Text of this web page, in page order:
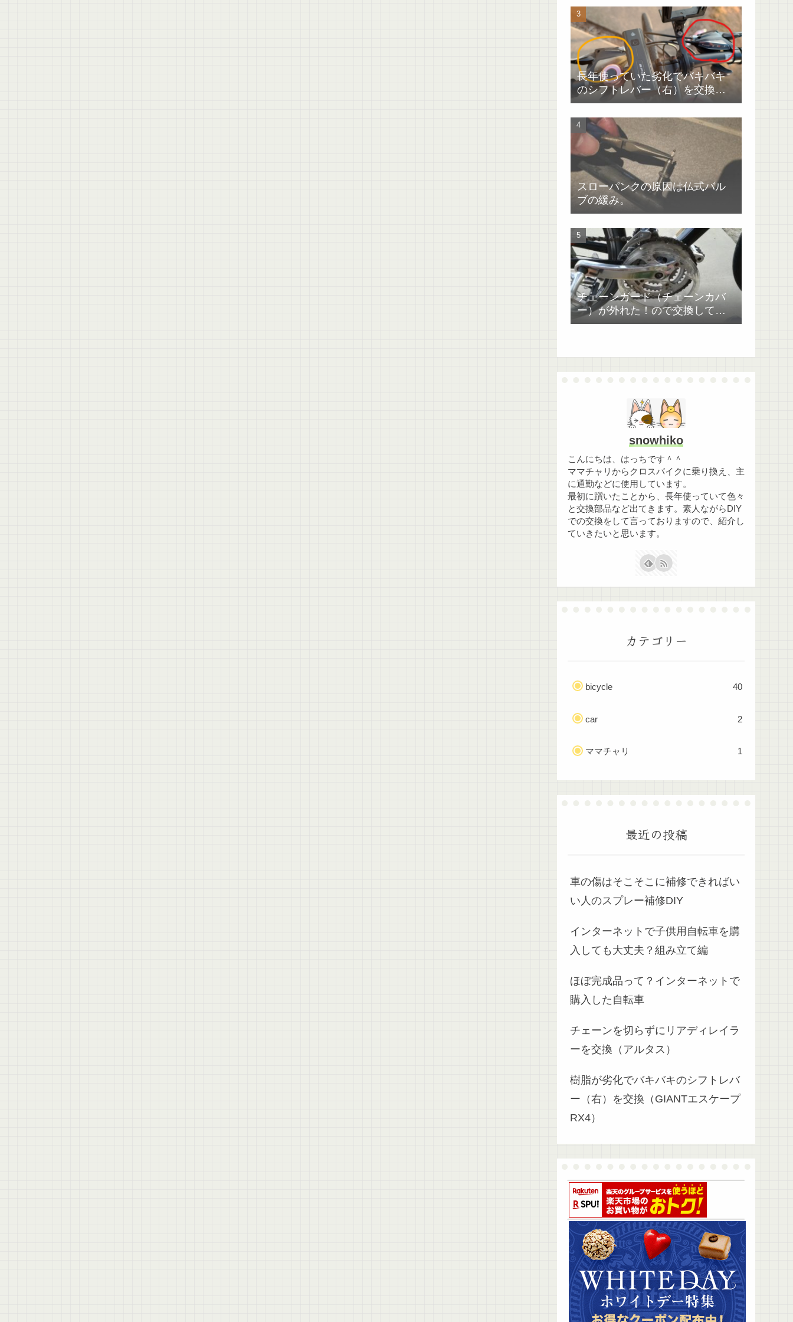
長年使っていた劣化でバキバキ
のシフトレバー（右）を交換
（GIANTエスケープRX4）
スローパンクの原因は仏式バル
ブの緩み。
チェーンガード（チェーンカバ
ー）が外れた！ので交換してみ
た。ジャイアントESCAPE RX4
snowhiko
こんにちは、はっちです＾＾
ママチャリからクロスバイクに乗り換え、主
に通勤などに使用しています。
最初に躓いたことから、長年使っていて色々
と交換部品など出てきます。素人ながらDIY
での交換をして言っておりますので、紹介し
ていきたいと思います。
カテゴリー
bicycle 40
car 2
ママチャリ 1
最近の投稿
車の傷はそこそこに補修できればい
い人のスプレー補修DIY
インターネットで子供用自転車を購
入しても大丈夫？組み立て編
ほぼ完成品って？インターネットで
購入した自転車
チェーンを切らずにリアディレイラ
ーを交換（アルタス）
樹脂が劣化でバキバキのシフトレバ
ー（右）を交換（GIANTエスケープ
RX4）